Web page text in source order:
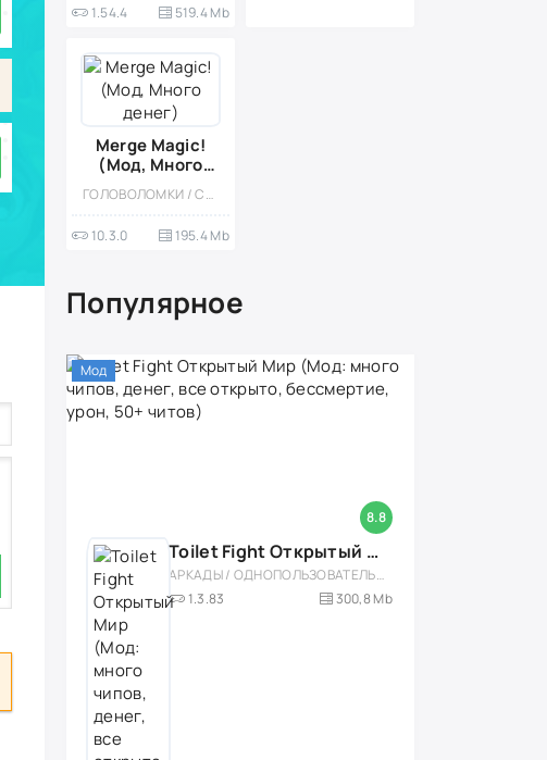
1.54.4 519.4 Mb
Merge Magic!
(Мод, Много
денег)
ГОЛОВОЛОМКИ / СОВМЕЩЕНИЕ ПРЕДМЕТОВ / КАЗУАЛЬНЫЕ / ОДНОПОЛЬЗОВАТЕЛЬСКИЕ / СТИЛИЗАЦИЯ / ОФЛАЙН / МОД / ДЛЯ ДЕТЕЙ / МАГИЯ / ФЭНТЕЗИ
10.3.0 195.4 Mb
Популярное
8.8
Мод
Toilet Fight Открытый Мир (Мод: много чипов, денег, все открыто, бессмертие, урон, 50+ читов)
АРКАДЫ / ОДНОПОЛЬЗОВАТЕЛЬСКИЕ / ОФЛАЙН / МОД / РОЛЕВЫЕ / ШУТЕРЫ / ОТКРЫТЫЙ МИР / ВСТРОЕННЫЙ КЕШ / 3D / ЭКШЕНЫ / ТУАЛЕТНЫЕ ВОЙНЫ / ДЛЯ ДЕТЕЙ
1.3.83
300,8 Mb